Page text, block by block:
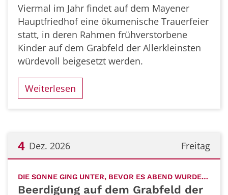
Viermal im Jahr findet auf dem Mayener
Hauptfriedhof eine ökumenische Trauerfeier
statt, in deren Rahmen frühverstorbene
Kinder auf dem Grabfeld der Allerkleinsten
würdevoll beigesetzt werden.
Weiterlesen
Freitag
4 Dez. 2026
DIE SONNE GING UNTER, BEVOR ES ABEND WURDE…
Beerdigung auf dem Grabfeld der